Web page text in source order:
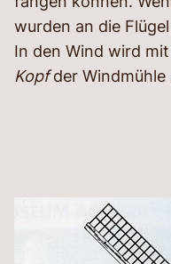
wurden an die
In den Wind wird
Kopfder Windmühle